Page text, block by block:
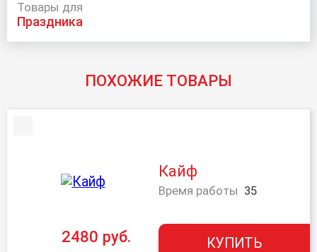
Товары для
праздника
ПОХОЖИЕ ТОВАРЫ
Кайф
Время работы 35
2480 руб. КУПИТЬ